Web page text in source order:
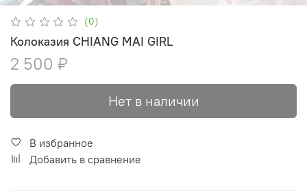
(0)
Колоказия CHIANG MAI GIRL
2 500 ₽
Нет в наличии
В избранное
Добавить в сравнение